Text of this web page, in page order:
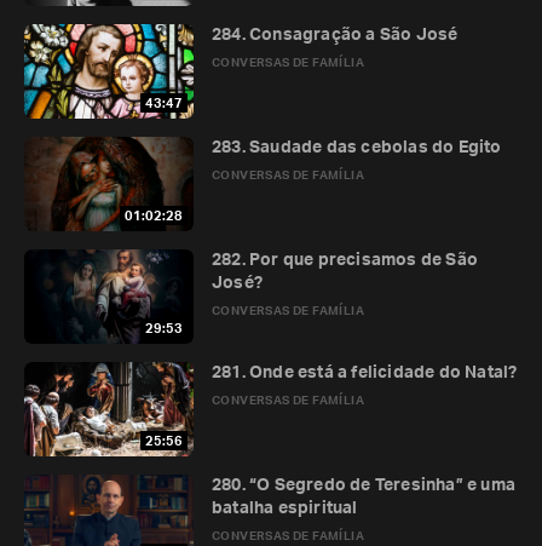
43:47
CONVERSAS DE FAMÍLIA
284. Consagração a São José
01:02:28
CONVERSAS DE FAMÍLIA
283. Saudade das cebolas do Egito
29:53
CONVERSAS DE FAMÍLIA
282. Por que precisamos de São
José?
25:56
CONVERSAS DE FAMÍLIA
281. Onde está a felicidade do Natal?
CONVERSAS DE FAMÍLIA
280. “O Segredo de Teresinha” e uma
batalha espiritual